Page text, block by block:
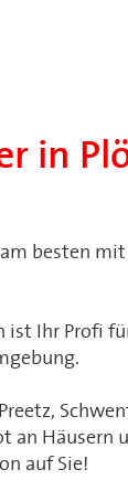
in
besten
ist Ihr Profi
an Häusern
auf Sie!